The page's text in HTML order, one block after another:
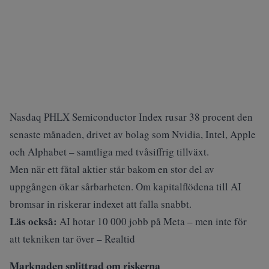
Nasdaq PHLX Semiconductor Index rusar 38 procent den
senaste månaden, drivet av bolag som Nvidia, Intel, Apple
och Alphabet – samtliga med tvåsiffrig tillväxt.
Men när ett fåtal aktier står bakom en stor del av
uppgången ökar sårbarheten. Om kapitalflödena till AI
bromsar in riskerar indexet att falla snabbt.
Läs också: AI hotar 10 000 jobb på Meta – men inte för
att tekniken tar över – Realtid
Marknaden splittrad om riskerna